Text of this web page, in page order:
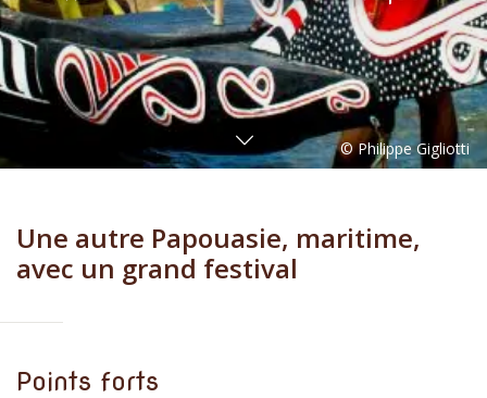
Une autre Papouasie, maritime,
avec un grand festival
Points forts